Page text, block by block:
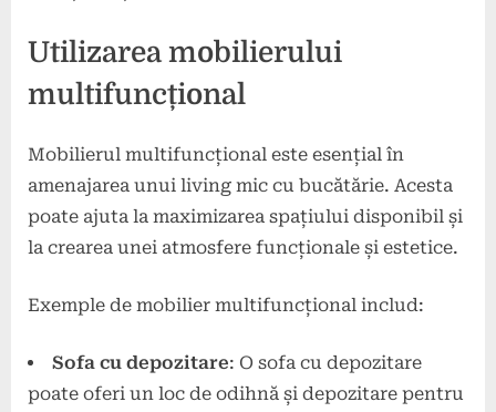
Utilizarea mobilierului
multifuncțional
Mobilierul multifuncțional este esențial în
amenajarea unui living mic cu bucătărie. Acesta
poate ajuta la maximizarea spațiului disponibil și
la crearea unei atmosfere funcționale și estetice.
Exemple de mobilier multifuncțional includ:
Sofa cu depozitare: O sofa cu depozitare
poate oferi un loc de odihnă și depozitare pentru